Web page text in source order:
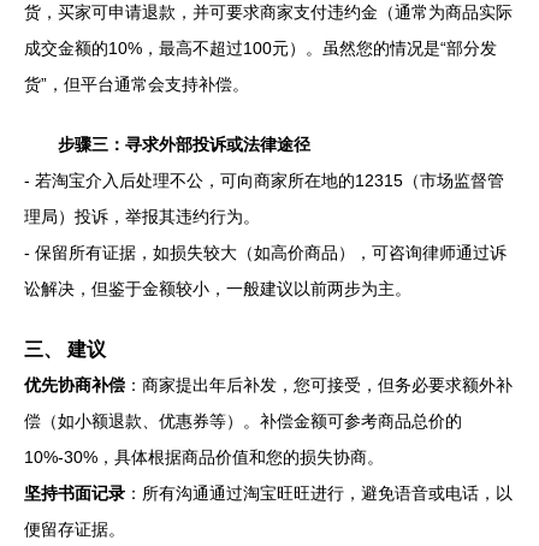
货，买家可申请退款，并可要求商家支付违约金（通常为商品实际
成交金额的10%，最高不超过100元）。虽然您的情况是“部分发
货”，但平台通常会支持补偿。
步骤三：寻求外部投诉或法律途径
- 若淘宝介入后处理不公，可向商家所在地的12315（市场监督管
理局）投诉，举报其违约行为。
- 保留所有证据，如损失较大（如高价商品），可咨询律师通过诉
讼解决，但鉴于金额较小，一般建议以前两步为主。
三、 建议
优先协商补偿 ：商家提出年后补发，您可接受，但务必要求额外补
偿（如小额退款、优惠券等）。补偿金额可参考商品总价的
10%-30%，具体根据商品价值和您的损失协商。
坚持书面记录 ：所有沟通通过淘宝旺旺进行，避免语音或电话，以
便留存证据。